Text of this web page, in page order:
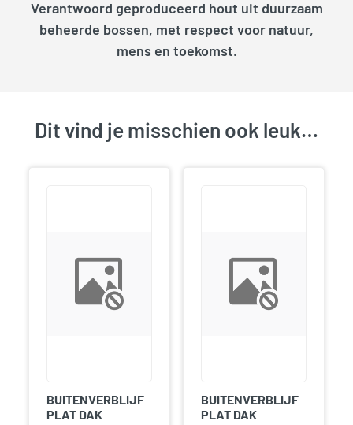
Verantwoord geproduceerd hout uit duurzaam
beheerde bossen, met respect voor natuur,
mens en toekomst.
Dit vind je misschien ook leuk…
BUITENVERBLIJF
PLAT DAK
BUITENVERBLIJF
PLAT DAK